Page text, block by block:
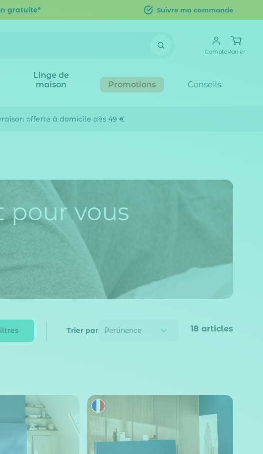
gratuite* Suivre ma commande
ComptePanier
Linge de
maison
Promotions Conseils
offerte à domicile dès 49 €
pour vous
Trier par 18 articles